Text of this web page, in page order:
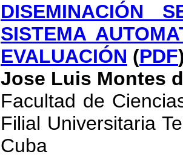
DISEMINACIÓN
SISTEMA
EVALUACIÓN (PDF
Jose Luis Montes
Facultad de
Filial Universitaria
Cuba